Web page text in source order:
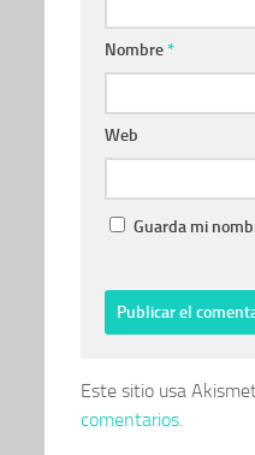
Nombre*
Web
Guarda mi
Este sitio usa
comentarios.